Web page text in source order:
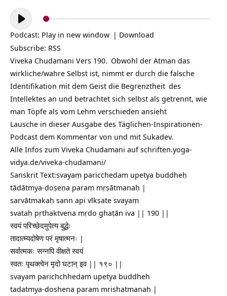
Audio-
Player
Podcast: Play in new window | Download
Subscribe: RSS
Viveka Chudamani Vers 190. Obwohl der Atman das
wirkliche/wahre Selbst ist, nimmt er durch die falsche
Identifikation mit dem Geist die Begrenztheit des
Intellektes an und betrachtet sich selbst als getrennt, wie
man Töpfe als vom Lehm verschieden ansieht
Lausche in dieser Ausgabe des Täglichen-Inspirationen-
Podcast dem Kommentar von und mit Sukadev.
Alle Infos zum Viveka Chudamani aufschriften.yoga-
vidya.de/viveka-chudamani/
Sanskrit Text:svayaṃ paricchedam upetya buddheḥ
tādātmya-doṣeṇa paraṃ mṛṣātmanaḥ |
sarvātmakaḥ sann api vīkṣate svayaṃ
svataḥ pṛthaktvena mṛdo ghaṭān iva || 190 ||
स्वयं परिच्छेदमुपेत्य बुद्धेः
तादात्म्यदोषेण परं मृषात्मनः |
सर्वात्मकः सन्नपि वीक्षते स्वयं
स्वतः पृथक्त्वेन मृदो घटान् इव || १९० ||
svayam parichchhedam upetya buddheh
tadatmya-doshena param mrishatmanah |